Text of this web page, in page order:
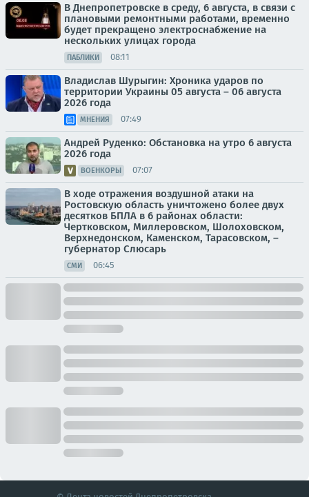
В Днепропетровске в среду, 6 августа, в связи с
плановыми ремонтными работами, временно
будет прекращено электроснабжение на
нескольких улицах города
ПАБЛИКИ 08:11
Владислав Шурыгин: Хроника ударов по
территории Украины 05 августа – 06 августа
2026 года
МНЕНИЯ 07:49
Андрей Руденко: Обстановка на утро 6 августа
2026 года
ВОЕНКОРЫ 07:07
В ходе отражения воздушной атаки на
Ростовскую область уничтожено более двух
десятков БПЛА в 6 районах области:
Чертковском, Миллеровском, Шолоховском,
Верхнедонском, Каменском, Тарасовском, –
губернатор Слюсарь
СМИ 06:45